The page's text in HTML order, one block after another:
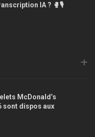
IA ? 🥊🎙️
McDonald’s
sont dispos aux